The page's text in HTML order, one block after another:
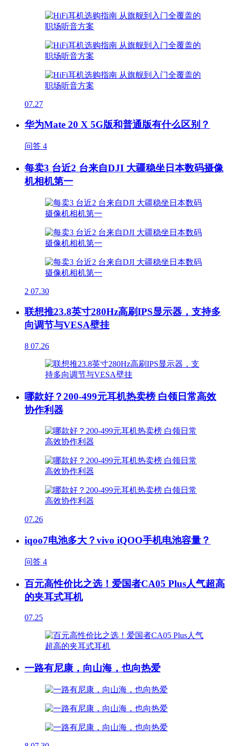
07.27
华为Mate 20 X 5G版和普通版有什么区别？
问答 4
每卖3 台近2 台来自DJI 大疆稳坐日本数码摄像
机相机第一
2 07.30
联想推23.8英寸280Hz高刷IPS显示器，支持多
向调节与VESA壁挂
8 07.26
哪款好？200-499元耳机热卖榜 白领日常高效
协作利器
07.26
iqoo7电池多大？vivo iQOO手机电池容量？
问答 4
百元高性价比之选！爱国者CA05 Plus人气超高
的夹耳式耳机
07.25
一路有尼康，向山海，也向热爱